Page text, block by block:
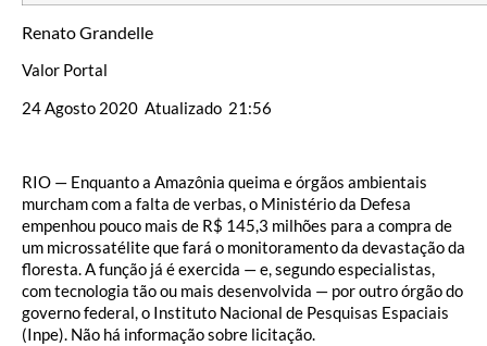
Renato Grandelle
Valor Portal
24 Agosto 2020 Atualizado 21:56
RIO — Enquanto a Amazônia queima e órgãos ambientais
murcham com a falta de verbas, o Ministério da Defesa
empenhou pouco mais de R$ 145,3 milhões para a compra de
um microssatélite que fará o monitoramento da devastação da
floresta. A função já é exercida — e, segundo especialistas,
com tecnologia tão ou mais desenvolvida — por outro órgão do
governo federal, o Instituto Nacional de Pesquisas Espaciais
(Inpe). Não há informação sobre licitação.